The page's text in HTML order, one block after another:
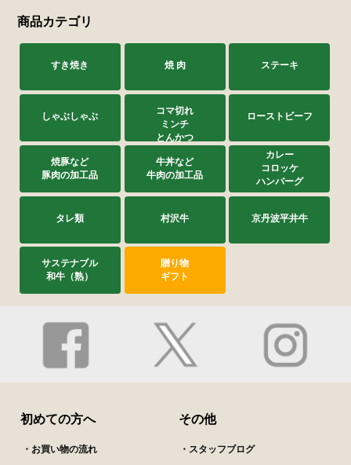
商品カテゴリ
すき焼き 焼 肉 ステーキ
しゃぶしゃぶ
コマ切れ
ミンチ
とんかつ
ローストビーフ
焼豚など
豚肉の加工品
牛丼など
牛肉の加工品
カレー
コロッケ
ハンバーグ
タレ類 村沢牛 京丹波平井牛
サステナブル
和牛（熟）
贈り物
ギフト
初めての方へ
・お買い物の流れ
その他
・スタッフブログ